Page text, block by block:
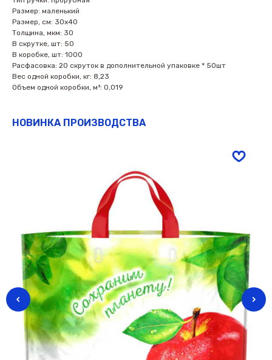
Размер: маленький
Размер, см: 30х40
Толщина, мкм: 30
В скрутке, шт: 50
В коробке, шт: 1000
Расфасовка: 20 скруток в дополнительной упаковке * 50шт
Вес одной коробки, кг: 8,23
Объем одной коробки, м³: 0,019
НОВИНКА ПРОИЗВОДСТВА